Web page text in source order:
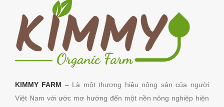
KIMMY FARM – Là một thương hiệu nông sản của người
Việt Nam với ước mơ hướng đến một nền nông nghiệp hiện